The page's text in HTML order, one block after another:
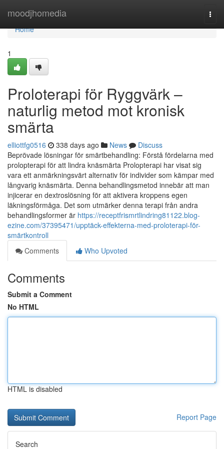
moodjhomedia
Home
Home
1
Proloterapi för Ryggvärk –
naturlig metod mot kronisk
smärta
elliottfg0516 338 days ago News
Discuss
Beprövade lösningar för smärtbehandling: Förstå fördelarna med
prolopterapi för att lindra knäsmärta Prolopterapi har visat sig
vara ett anmärkningsvärt alternativ för individer som kämpar med
långvarig knäsmärta. Denna behandlingsmetod innebär att man
injicerar en dextroslösning för att aktivera kroppens egen
läkningsförmåga. Det som utmärker denna terapi från andra
behandlingsformer är https://receptfrismrtlindring81122.blog-
ezine.com/37395471/upptäck-effekterna-med-proloterapi-för-
smärtkontroll
Comments
Who Upvoted
Comments
Submit a Comment
No HTML
HTML is disabled
Report Page
Search